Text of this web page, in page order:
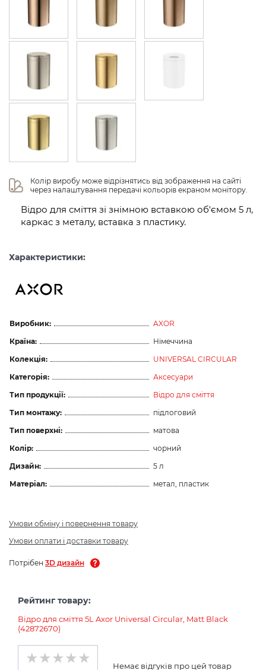
Колір виробу може відрізнятись від зображення на сайті
через налаштування передачі кольорів екраном монітору.
Відро для сміття зі знімною вставкою об'ємом 5 л,
каркас з металу, вставка з пластику.
Характеристики:
Виробник:
AXOR
Країна:
Німеччина
Колекція:
UNIVERSAL CIRCULAR
Категорія:
Аксесуари
Тип продукції:
Відро для сміття
Тип монтажу:
підлоговий
Тип поверхні:
матова
Колір:
чорний
Дизайн:
5 л
Матеріал:
метал, пластик
Умови обміну і повернення товару
Умови оплати і доставки товару
Потрібен 3D дизайн
Рейтинг товару:
Відро для сміття 5L Axor Universal Circular, Matt Black
(42872670)
Немає відгуків про цей товар